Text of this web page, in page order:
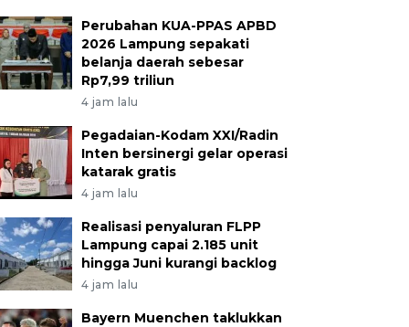
Perubahan KUA-PPAS APBD
2026 Lampung sepakati
belanja daerah sebesar
Rp7,99 triliun
4 jam lalu
Pegadaian-Kodam XXI/Radin
Inten bersinergi gelar operasi
katarak gratis
4 jam lalu
Realisasi penyaluran FLPP
Lampung capai 2.185 unit
hingga Juni kurangi backlog
4 jam lalu
Bayern Muenchen taklukkan